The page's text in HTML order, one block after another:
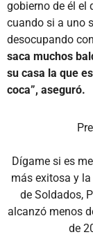
gobierno de él el
cuando si a uno
desocupando
saca muchos
su casa la que
coca”, aseguró.
Dígame si es
más exitosa y
de Soldados,
alcanzó menos
de